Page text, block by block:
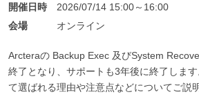
開催日時
2026/07/14 15:00～16:00
会場
オンライン
Arcteraの Backup Exec 及びSystem
終了となり、サポートも3年後に終了しま
て選ばれる理由や注意点などについてご説